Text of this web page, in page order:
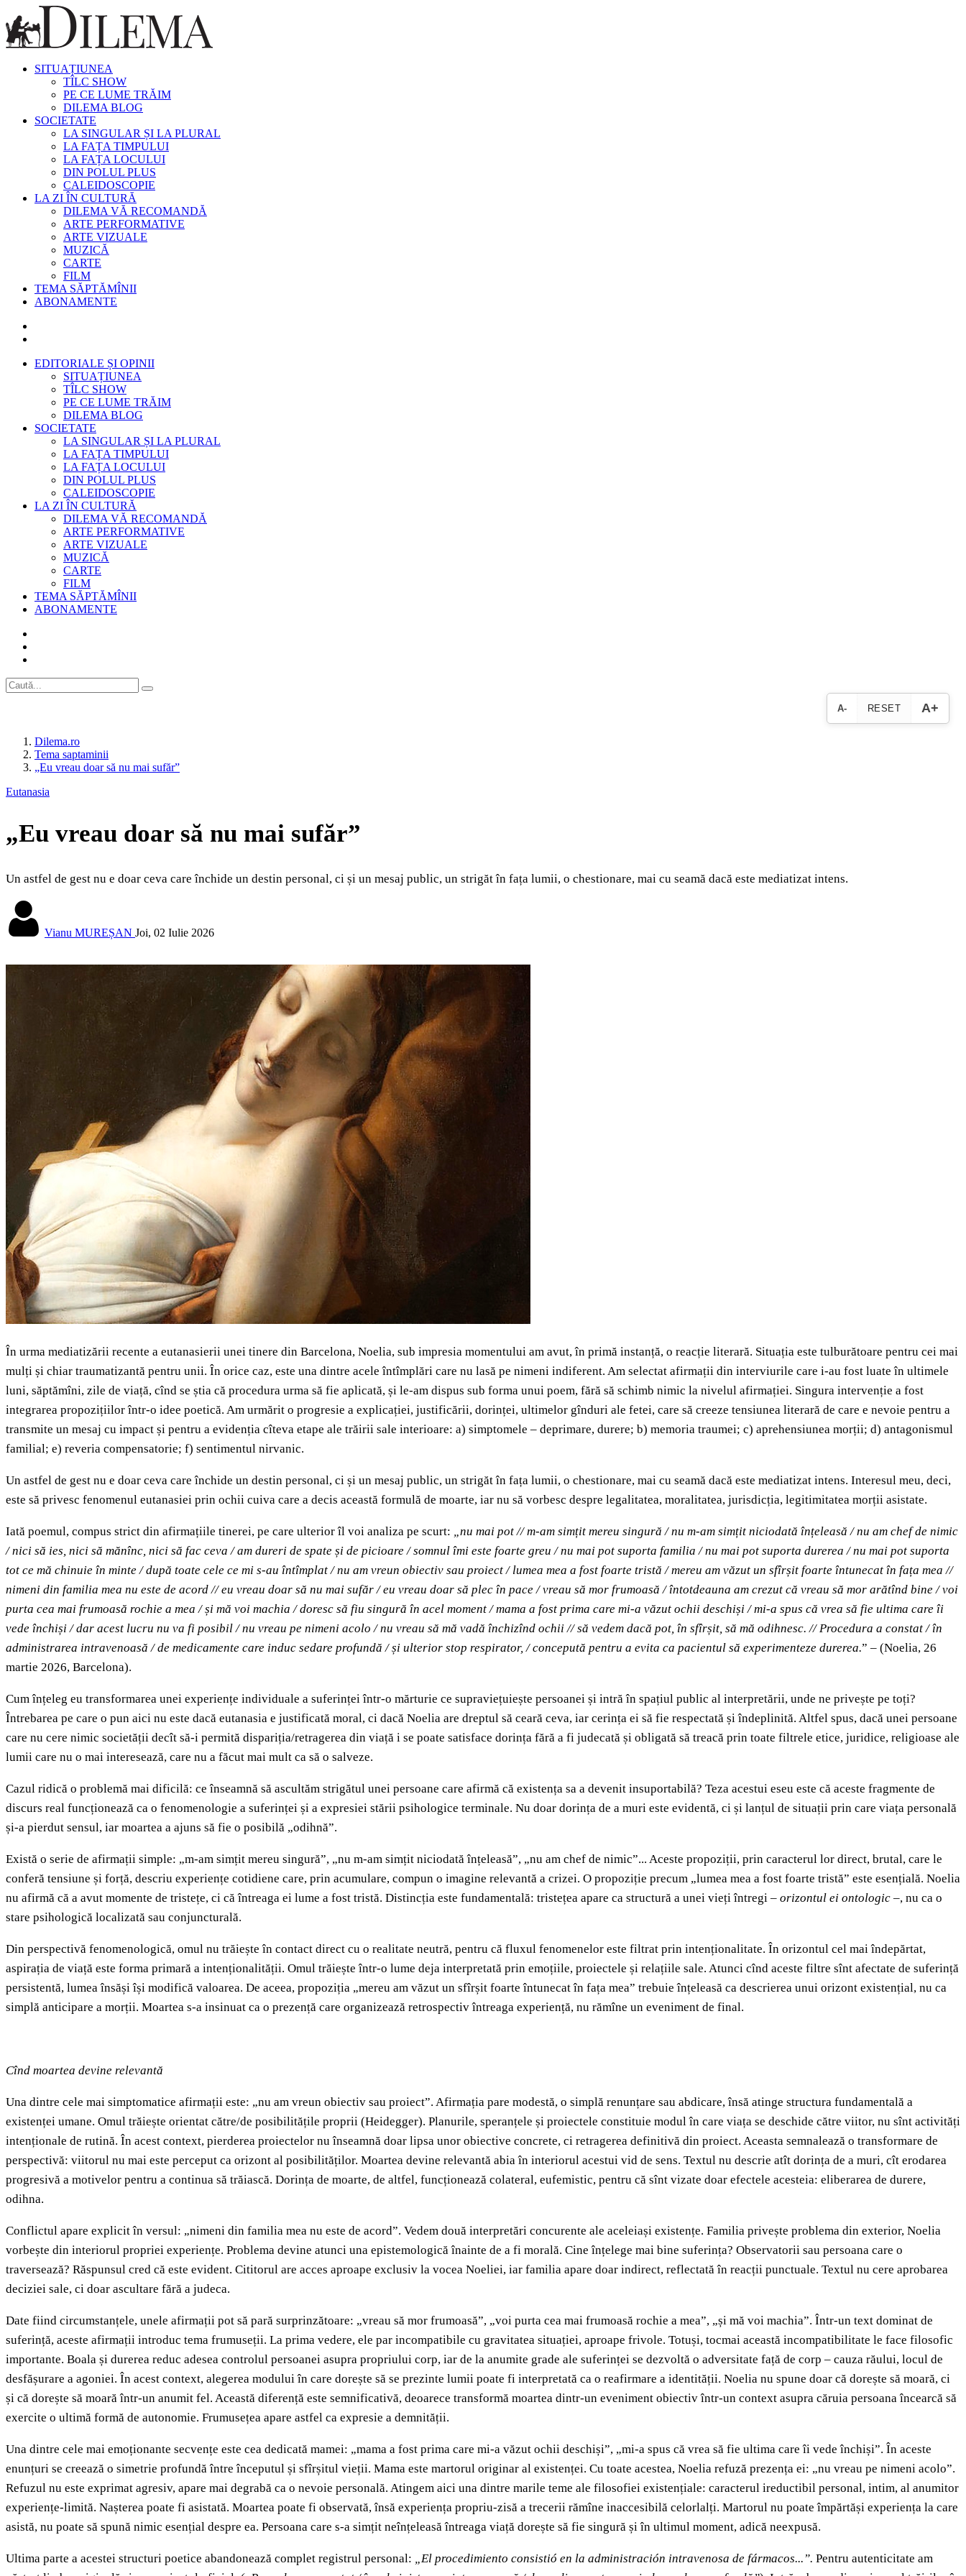
SITUAȚIUNEA
TÎLC SHOW
PE CE LUME TRĂIM
DILEMA BLOG
SOCIETATE
LA SINGULAR ȘI LA PLURAL
LA FAȚA TIMPULUI
LA FAȚA LOCULUI
DIN POLUL PLUS
CALEIDOSCOPIE
LA ZI ÎN CULTURĂ
DILEMA VĂ RECOMANDĂ
ARTE PERFORMATIVE
ARTE VIZUALE
MUZICĂ
CARTE
FILM
TEMA SĂPTĂMÎNII
ABONAMENTE
EDITORIALE ȘI OPINII
SITUAȚIUNEA
TÎLC SHOW
PE CE LUME TRĂIM
DILEMA BLOG
SOCIETATE
LA SINGULAR ȘI LA PLURAL
LA FAȚA TIMPULUI
LA FAȚA LOCULUI
DIN POLUL PLUS
CALEIDOSCOPIE
LA ZI ÎN CULTURĂ
DILEMA VĂ RECOMANDĂ
ARTE PERFORMATIVE
ARTE VIZUALE
MUZICĂ
CARTE
FILM
TEMA SĂPTĂMÎNII
ABONAMENTE
A- RESET A+
Dilema.ro
Tema saptaminii
„Eu vreau doar să nu mai sufăr”
Eutanasia
„Eu vreau doar să nu mai sufăr”
Un astfel de gest nu e doar ceva care închide un destin personal, ci și un mesaj public, un strigăt în fața lumii, o chestionare, mai cu seamă dacă este mediatizat intens.
Vianu MUREȘAN Joi, 02 Iulie 2026
În urma mediatizării recente a eutanasierii unei tinere din Barcelona, Noelia, sub impresia momentului am avut, în primă instanță, o reacție literară. Situația este tulburătoare pentru cei mai
mulți și chiar traumatizantă pentru unii. În orice caz, este una dintre acele întîmplări care nu lasă pe nimeni indiferent. Am selectat afirmații din interviurile care i-au fost luate în ultimele
luni, săptămîni, zile de viață, cînd se știa că procedura urma să fie aplicată, și le-am dispus sub forma unui poem, fără să schimb nimic la nivelul afirmației. Singura intervenție a fost
integrarea propozițiilor într-o idee poetică. Am urmărit o progresie a explicației, justificării, dorinței, ultimelor gînduri ale fetei, care să creeze tensiunea literară de care e nevoie pentru a
transmite un mesaj cu impact și pentru a evidenția cîteva etape ale trăirii sale interioare: a) simptomele – deprimare, durere; b) memoria traumei; c) aprehensiunea morții; d) antagonismul
familial; e) reveria compensatorie; f) sentimentul nirvanic.
Un astfel de gest nu e doar ceva care închide un destin personal, ci și un mesaj public, un strigăt în fața lumii, o chestionare, mai cu seamă dacă este mediatizat intens. Interesul meu, deci,
este să privesc fenomenul eutanasiei prin ochii cuiva care a decis această formulă de moarte, iar nu să vorbesc despre legalitatea, moralitatea, jurisdicția, legitimitatea morții asistate.
Iată poemul, compus strict din afirmațiile tinerei, pe care ulterior îl voi analiza pe scurt: „nu mai pot // m-am simțit mereu singură / nu m-am simțit niciodată înțeleasă / nu am chef de nimic
/ nici să ies, nici să mănînc, nici să fac ceva / am dureri de spate și de picioare / somnul îmi este foarte greu / nu mai pot suporta familia / nu mai pot suporta durerea / nu mai pot suporta
tot ce mă chinuie în minte / după toate cele ce mi s-au întîmplat / nu am vreun obiectiv sau proiect / lumea mea a fost foarte tristă / mereu am văzut un sfîrșit foarte întunecat în fața mea //
nimeni din familia mea nu este de acord // eu vreau doar să nu mai sufăr / eu vreau doar să plec în pace / vreau să mor frumoasă / întotdeauna am crezut că vreau să mor arătînd bine / voi
purta cea mai frumoasă rochie a mea / și mă voi machia / doresc să fiu singură în acel moment / mama a fost prima care mi-a văzut ochii deschiși / mi-a spus că vrea să fie ultima care îi
vede închiși / dar acest lucru nu va fi posibil / nu vreau pe nimeni acolo / nu vreau să mă vadă închizînd ochii // să vedem dacă pot, în sfîrșit, să mă odihnesc. // Procedura a constat / în
administrarea intravenoasă / de medicamente care induc sedare profundă / și ulterior stop respirator, / concepută pentru a evita ca pacientul să experimenteze durerea.” – (Noelia, 26
martie 2026, Barcelona).
Cum înțeleg eu transformarea unei experiențe individuale a suferinței într-o mărturie ce supraviețuiește persoanei și intră în spațiul public al interpretării, unde ne privește pe toți?
Întrebarea pe care o pun aici nu este dacă eutanasia e justificată moral, ci dacă Noelia are dreptul să ceară ceva, iar cerința ei să fie respectată și îndeplinită. Altfel spus, dacă unei persoane
care nu cere nimic societății decît să-i permită dispariția/retragerea din viață i se poate satisface dorința fără a fi judecată și obligată să treacă prin toate filtrele etice, juridice, religioase ale
lumii care nu o mai interesează, care nu a făcut mai mult ca să o salveze.
Cazul ridică o problemă mai dificilă: ce înseamnă să ascultăm strigătul unei persoane care afirmă că existența sa a devenit insuportabilă? Teza acestui eseu este că aceste fragmente de
discurs real funcționează ca o fenomenologie a suferinței și a expresiei stării psihologice terminale. Nu doar dorința de a muri este evidentă, ci și lanțul de situații prin care viața personală
și-a pierdut sensul, iar moartea a ajuns să fie o posibilă „odihnă”.
Există o serie de afirmații simple: „m-am simțit mereu singură”, „nu m-am simțit niciodată înțeleasă”, „nu am chef de nimic”... Aceste propoziții, prin caracterul lor direct, brutal, care le
conferă tensiune și forță, descriu experiențe cotidiene care, prin acumulare, compun o imagine relevantă a crizei. O propoziție precum „lumea mea a fost foarte tristă” este esențială. Noelia
nu afirmă că a avut momente de tristețe, ci că întreaga ei lume a fost tristă. Distincția este fundamentală: tristețea apare ca structură a unei vieți întregi – orizontul ei ontologic –, nu ca o
stare psihologică localizată sau conjuncturală.
Din perspectivă fenomenologică, omul nu trăiește în contact direct cu o realitate neutră, pentru că fluxul fenomenelor este filtrat prin intenționalitate. În orizontul cel mai îndepărtat,
aspirația de viață este forma primară a intenționalității. Omul trăiește într-o lume deja interpretată prin emoțiile, proiectele și relațiile sale. Atunci cînd aceste filtre sînt afectate de suferință
persistentă, lumea însăși își modifică valoarea. De aceea, propoziția „mereu am văzut un sfîrșit foarte întunecat în fața mea” trebuie înțeleasă ca descrierea unui orizont existențial, nu ca
simplă anticipare a morții. Moartea s-a insinuat ca o prezență care organizează retrospectiv întreaga experiență, nu rămîne un eveniment de final.
Cînd moartea devine relevantă
Una dintre cele mai simptomatice afirmații este: „nu am vreun obiectiv sau proiect”. Afirmația pare modestă, o simplă renunțare sau abdicare, însă atinge structura fundamentală a
existenței umane. Omul trăiește orientat către/de posibilitățile proprii (Heidegger). Planurile, speranțele și proiectele constituie modul în care viața se deschide către viitor, nu sînt activități
intenționale de rutină. În acest context, pierderea proiectelor nu înseamnă doar lipsa unor obiective concrete, ci retragerea definitivă din proiect. Aceasta semnalează o transformare de
perspectivă: viitorul nu mai este perceput ca orizont al posibilităților. Moartea devine relevantă abia în interiorul acestui vid de sens. Textul nu descrie atît dorința de a muri, cît erodarea
progresivă a motivelor pentru a continua să trăiască. Dorința de moarte, de altfel, funcționează colateral, eufemistic, pentru că sînt vizate doar efectele acesteia: eliberarea de durere,
odihna.
Conflictul apare explicit în versul: „nimeni din familia mea nu este de acord”. Vedem două interpretări concurente ale aceleiași existențe. Familia privește problema din exterior, Noelia
vorbește din interiorul propriei experiențe. Problema devine atunci una epistemologică înainte de a fi morală. Cine înțelege mai bine suferința? Observatorii sau persoana care o
traversează? Răspunsul cred că este evident. Cititorul are acces aproape exclusiv la vocea Noeliei, iar familia apare doar indirect, reflectată în reacții punctuale. Textul nu cere aprobarea
deciziei sale, ci doar ascultare fără a judeca.
Date fiind circumstanțele, unele afirmații pot să pară surprinzătoare: „vreau să mor frumoasă”, „voi purta cea mai frumoasă rochie a mea”, „și mă voi machia”. Într-un text dominat de
suferință, aceste afirmații introduc tema frumuseții. La prima vedere, ele par incompatibile cu gravitatea situației, aproape frivole. Totuși, tocmai această incompatibilitate le face filosofic
importante. Boala și durerea reduc adesea controlul persoanei asupra propriului corp, iar de la anumite grade ale suferinței se dezvoltă o adversitate față de corp – cauza răului, locul de
desfășurare a agoniei. În acest context, alegerea modului în care dorește să se prezinte lumii poate fi interpretată ca o reafirmare a identității. Noelia nu spune doar că dorește să moară, ci
și că dorește să moară într-un anumit fel. Această diferență este semnificativă, deoarece transformă moartea dintr-un eveniment obiectiv într-un context asupra căruia persoana încearcă să
exercite o ultimă formă de autonomie. Frumusețea apare astfel ca expresie a demnității.
Una dintre cele mai emoționante secvențe este cea dedicată mamei: „mama a fost prima care mi-a văzut ochii deschiși”, „mi-a spus că vrea să fie ultima care îi vede închiși”. În aceste
enunțuri se creează o simetrie profundă între începutul și sfîrșitul vieții. Mama este martorul originar al existenței. Cu toate acestea, Noelia refuză prezența ei: „nu vreau pe nimeni acolo”.
Refuzul nu este exprimat agresiv, apare mai degrabă ca o nevoie personală. Atingem aici una dintre marile teme ale filosofiei existențiale: caracterul ireductibil personal, intim, al anumitor
experiențe-limită. Nașterea poate fi asistată. Moartea poate fi observată, însă experiența propriu-zisă a trecerii rămîne inaccesibilă celorlalți. Martorul nu poate împărtăși experiența la care
asistă, nu poate să spună nimic esențial despre ea. Persoana care s-a simțit neînțeleasă întreaga viață dorește să fie singură și în ultimul moment, adică neexpusă.
Ultima parte a acestei structuri poetice abandonează complet registrul personal: „El procedimiento consistió en la administración intravenosa de fármacos...”. Pentru autenticitate am